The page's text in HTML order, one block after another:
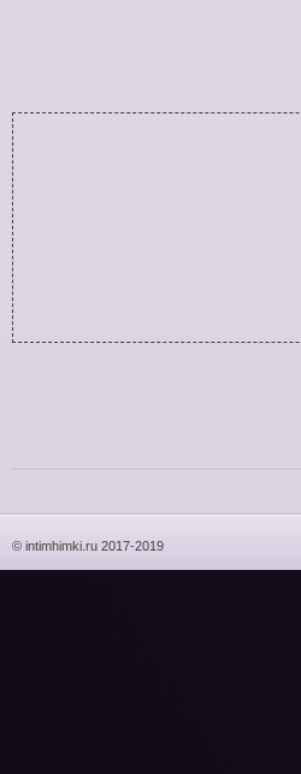
© intimhimki.ru 2017-2019